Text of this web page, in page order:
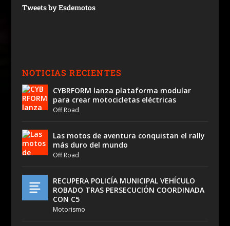
Tweets by Esdemotos
NOTICIAS RECIENTES
CYBRFORM lanza plataforma modular
para crear motocicletas eléctricas
Off Road
Las motos de aventura conquistan el rally
más duro del mundo
Off Road
RECUPERA POLICÍA MUNICIPAL VEHÍCULO
ROBADO TRAS PERSECUCIÓN COORDINADA
CON C5
Motorismo